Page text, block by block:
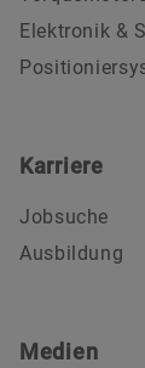
Elektronik &
Karriere
Jobsuche
Ausbildung
Medien